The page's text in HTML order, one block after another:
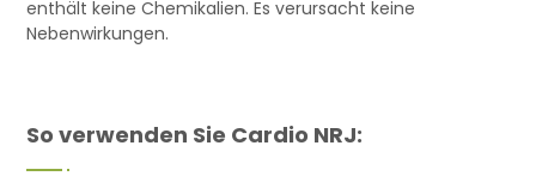
enthält keine Chemikalien. Es verursacht keine
Nebenwirkungen.
So verwenden Sie Cardio NRJ: